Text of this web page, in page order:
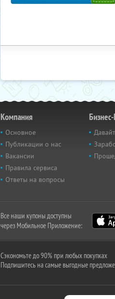
Компания
Основное
Публикации о нас
Вакансии
Правила сервиса
Ответы на вопросы
Все наши купоны доступны
через Мобильное Приложение:
Сэкономьте до 90% при любых покупках
Подпишитесь на самые выгодные